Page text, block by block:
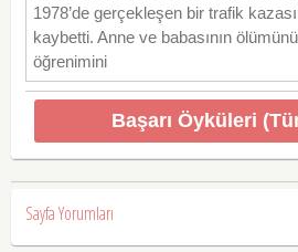
1978’de gerçekleşen bir trafik
kaybetti. Anne ve babasının
öğrenimini
Başarı Öyküleri
Sayfa Yorumları